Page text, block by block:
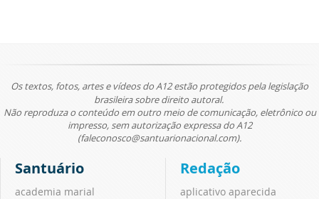
Os textos, fotos, artes e vídeos do A12 estão protegidos pela legislação
brasileira sobre direito autoral.
Não reproduza o conteúdo em outro meio de comunicação, eletrônico ou
impresso, sem autorização expressa do A12
(faleconosco@santuarionacional.com).
Santuário
academia marial
Redação
aplicativo aparecida